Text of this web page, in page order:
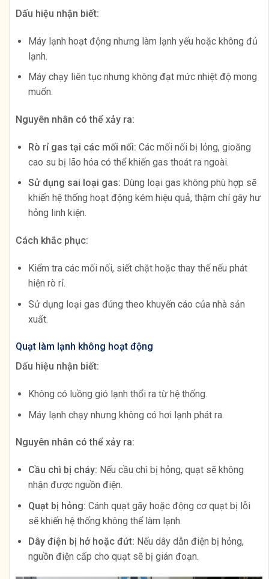
Dấu hiệu nhận biết:
Máy lạnh hoạt động nhưng làm lạnh yếu hoặc không đủ
lạnh.
Máy chạy liên tục nhưng không đạt mức nhiệt độ mong
muốn.
Nguyên nhân có thể xảy ra:
Rò rỉ gas tại các mối nối: Các mối nối bị lỏng, gioăng
cao su bị lão hóa có thể khiến gas thoát ra ngoài.
Sử dụng sai loại gas: Dùng loại gas không phù hợp sẽ
khiến hệ thống hoạt động kém hiệu quả, thậm chí gây hư
hỏng linh kiện.
Cách khắc phục:
Kiểm tra các mối nối, siết chặt hoặc thay thế nếu phát
hiện rò rỉ.
Sử dụng loại gas đúng theo khuyến cáo của nhà sản
xuất.
Quạt làm lạnh không hoạt động
Dấu hiệu nhận biết:
Không có luồng gió lạnh thổi ra từ hệ thống.
Máy lạnh chạy nhưng không có hơi lạnh phát ra.
Nguyên nhân có thể xảy ra:
Cầu chì bị cháy: Nếu cầu chì bị hỏng, quạt sẽ không
nhận được nguồn điện.
Quạt bị hỏng: Cánh quạt gãy hoặc động cơ quạt bị lỗi
sẽ khiến hệ thống không thể làm lạnh.
Dây điện bị hở hoặc đứt: Nếu dây dẫn điện bị hỏng,
nguồn điện cấp cho quạt sẽ bị gián đoạn.